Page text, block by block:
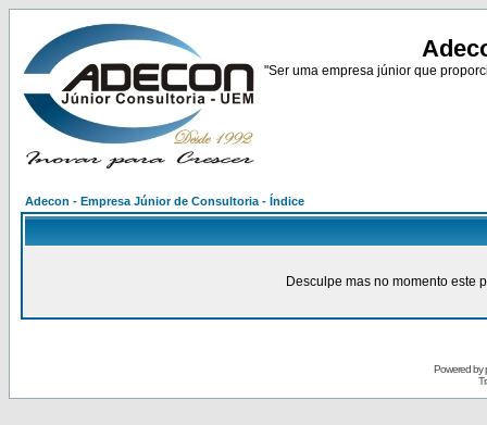
"Ser uma empresa júnior que
Adecon - Empresa Júnior de Consultoria - Índice
Desculpe mas no momento este
Powered by